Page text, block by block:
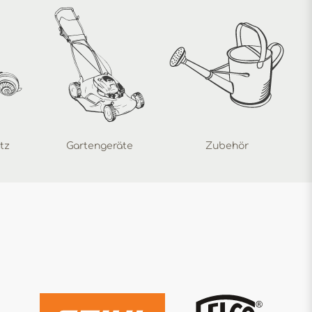
Gartengeräte Zubehör